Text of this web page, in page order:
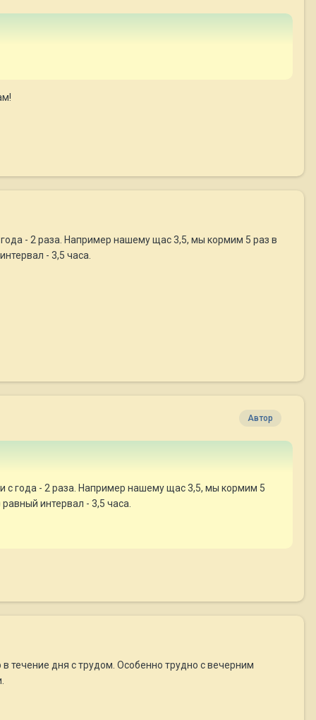
года - 2 раза. Например нашему щас 3,5, мы кормим 5 раз в
- 3,5 часа.
Автор
с года - 2 раза. Например нашему щас 3,5, мы кормим 5
интервал - 3,5 часа.
течение дня с трудом. Особенно трудно с вечерним